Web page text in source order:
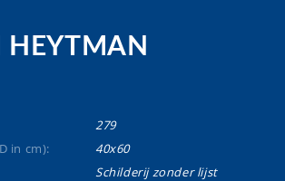
279
in cm):
40x60
Schilderij zonder lijst